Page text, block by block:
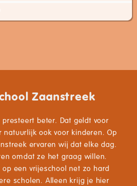
Zaanstreek
beter. Dat geldt voor
natuurlijk ook voor kinderen. Op
ervaren wij dat elke dag.
omdat ze het graag willen.
een vrijeschool net zo hard
scholen. Alleen krijg je hier